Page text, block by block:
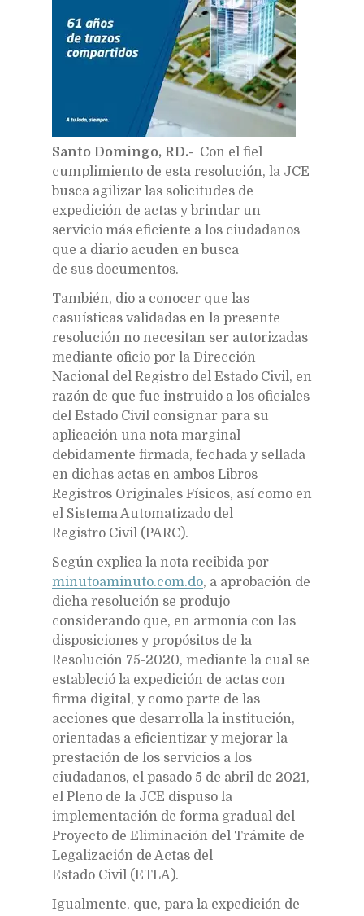
Santo Domingo, RD.- Con el fiel
cumplimiento de esta resolución, la JCE
busca agilizar las solicitudes de
expedición de actas y brindar un
servicio más eficiente a los ciudadanos
que a diario acuden en busca
de sus documentos.
También, dio a conocer que las
casuísticas validadas en la presente
resolución no necesitan ser autorizadas
mediante oficio por la Dirección
Nacional del Registro del Estado Civil, en
razón de que fue instruido a los oficiales
del Estado Civil consignar para su
aplicación una nota marginal
debidamente firmada, fechada y sellada
en dichas actas en ambos Libros
Registros Originales Físicos, así como en
el Sistema Automatizado del
Registro Civil (PARC).
Según explica la nota recibida por
minutoaminuto.com.do, a aprobación de
dicha resolución se produjo
considerando que, en armonía con las
disposiciones y propósitos de la
Resolución 75-2020, mediante la cual se
estableció la expedición de actas con
firma digital, y como parte de las
acciones que desarrolla la institución,
orientadas a eficientizar y mejorar la
prestación de los servicios a los
ciudadanos, el pasado 5 de abril de 2021,
el Pleno de la JCE dispuso la
implementación de forma gradual del
Proyecto de Eliminación del Trámite de
Legalización de Actas del
Estado Civil (ETLA).
Igualmente, que, para la expedición de